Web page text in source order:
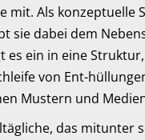
mit. Als konzeptuelle
sie dabei dem
es ein in eine
von Ent-
Mustern und
das mitunter